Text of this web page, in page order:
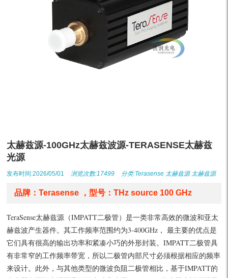
太赫兹源-100GHz太赫兹波源-TERASENSE太赫兹
光源
发布时间:2026/05/01 浏览次数:17499 分类:Terasense 太赫兹源 太赫兹源
品牌：Terasense ，型号：THz source 100 GHz
TeraSense太赫兹源（IMPATT二极管）是一类非常高效的微波和亚太
赫兹波产生器件。其工作频率范围约为3-400GHz， 最主要的优点是
它们具有很高的输出功率和紧凑小巧的外形封装。IMPATT二极管具
有非常窄的工作频率带宽，所以二极管内部尺寸必须根据相应的频率
来设计。此外，与其他类型的微波负阻二极管相比，基于IMPATT的